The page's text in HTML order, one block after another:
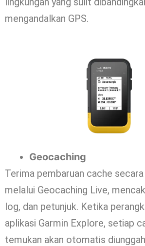
mengandalkan GPS.
Geocaching
Terima pembaruan cache
melalui Geocaching Live,
log, dan petunjuk. Ketika
aplikasi Garmin Explore, setiap
temukan akan otomatis